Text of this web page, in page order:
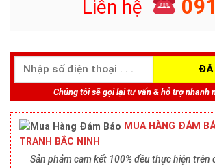
Liên hệ
Chúng tôi sẽ gọi lại tư vấn & hỗ trợ nhanh
MUA HÀNG ĐẢM
TRANH BẮC NINH
Sản phảm cam kết 100% đều thực hiện trên